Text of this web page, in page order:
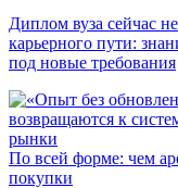
Диплом вуза сейчас
карьерного пути:
под новые требования
рынки
По всей форме: чем
покупки